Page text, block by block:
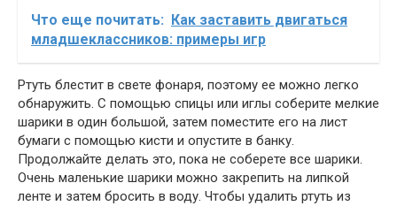
Что еще почитать: Как заставить двигаться
младшеклассников: примеры игр
Ртуть блестит в свете фонаря, поэтому ее можно легко
обнаружить. С помощью спицы или иглы соберите мелкие
шарики в один большой, затем поместите его на лист
бумаги с помощью кисти и опустите в банку.
Продолжайте делать это, пока не соберете все шарики.
Очень маленькие шарики можно закрепить на липкой
ленте и затем бросить в воду. Чтобы удалить ртуть из